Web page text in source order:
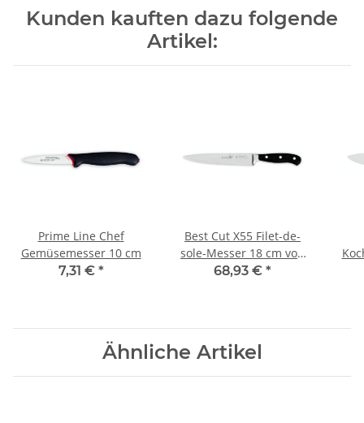
Kunden kauften dazu folgende
Artikel:
Prime Line Chef
Gemüsemesser 10 cm
7,31 € *
Best Cut X55 Filet-de-
sole-Messer 18 cm von
Giesser
68,93 € *
Ähnliche Artikel